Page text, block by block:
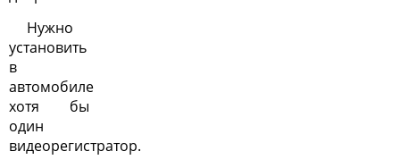
Нужно
установить
в
автомобиле
хотя бы
один
видеорегистратор.